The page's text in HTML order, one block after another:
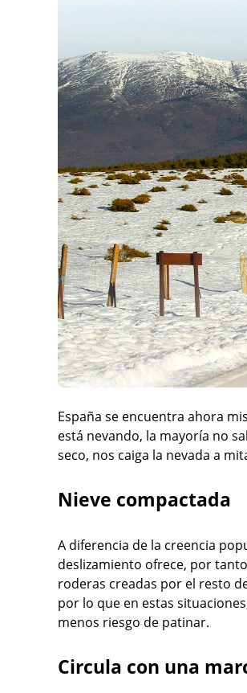
España se encuentra ahora
está nevando, la mayoría no
seco, nos caiga la nevada a
Nieve compactada
A diferencia de la creencia
deslizamiento ofrece, por
roderas creadas por el resto
por lo que en estas
menos riesgo de patinar.
Circula con una